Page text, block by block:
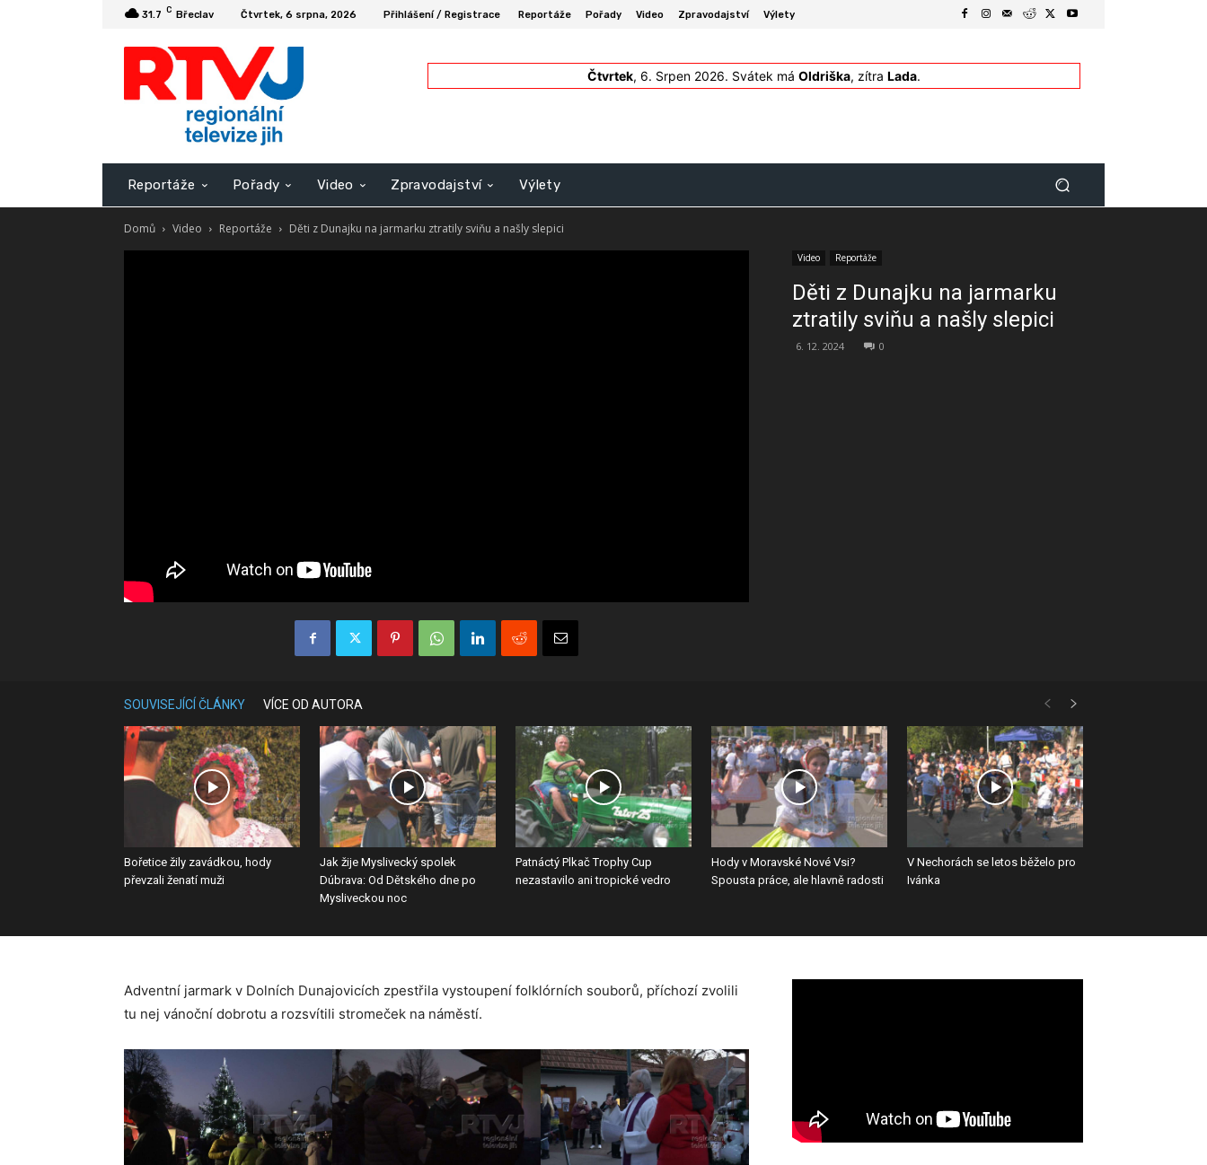
31.7 C Břeclav Čtvrtek, 6 srpna, 2026 Přihlášení / Registrace Reportáže Pořady Video Zpravodajství Výlety
Čtvrtek, 6. Srpen 2026. Svátek má Oldriška, zítra Lada.
Reportáže Pořady Video Zpravodajství Výlety
Domů Video Reportáže Děti z Dunajku na jarmarku ztratily sviňu a našly slepici
Video Reportáže
Děti z Dunajku na jarmarku
ztratily sviňu a našly slepici
6. 12. 2024 0
SOUVISEJÍCÍ ČLÁNKY VÍCE OD AUTORA
Bořetice žily zavádkou, hody
převzali ženatí muži
Jak žije Myslivecký spolek
Dúbrava: Od Dětského dne po
Mysliveckou noc
Patnáctý Plkač Trophy Cup
nezastavilo ani tropické vedro
Hody v Moravské Nové Vsi?
Spousta práce, ale hlavně radosti
V Nechorách se letos běželo pro
Ivánka
Adventní jarmark v Dolních Dunajovicích zpestřila vystoupení folklórních souborů, příchozí zvolili
tu nej vánoční dobrotu a rozsvítili stromeček na náměstí.